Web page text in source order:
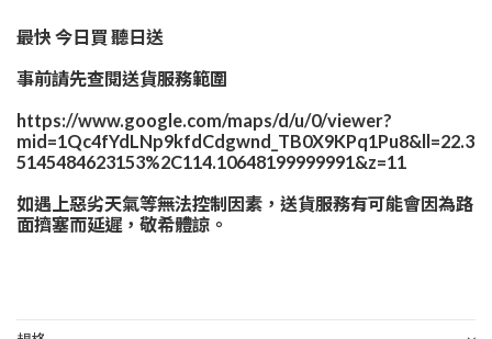
最快 今日買 聽日送
事前請先查閱送貨服務範圍
https://www.google.com/maps/d/u/0/viewer?
mid=1Qc4fYdLNp9kfdCdgwnd_TB0X9KPq1Pu8&ll=22.3
5145484623153%2C114.10648199999991&z=11
如遇上惡劣天氣等無法控制因素，送貨服務有可能會因為路
面擠塞而延遲，敬希體諒。